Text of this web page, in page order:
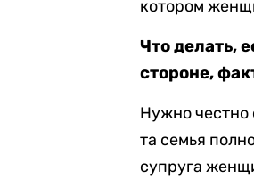
котором
Что делать,
стороне,
Нужно честно
та семья
супруга